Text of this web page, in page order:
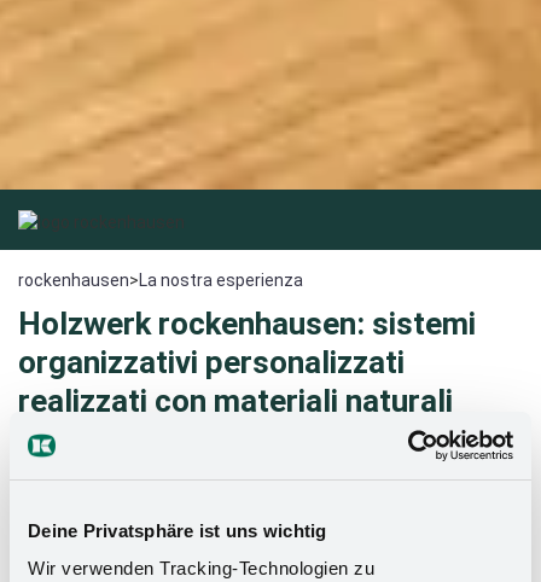
Deine Privatsphäre ist uns wichtig
Wir verwenden Tracking-Technologien zu
rockenhausen>La nostra esperienza
Holzwerk rockenhausen: sistemi
organizzativi personalizzati
realizzati con materiali naturali
pregiati
elementi d'arredo di alta qualità, integrati senza sforzo e
realizzati con materiali naturali pregiati. Con un'attitudine alle